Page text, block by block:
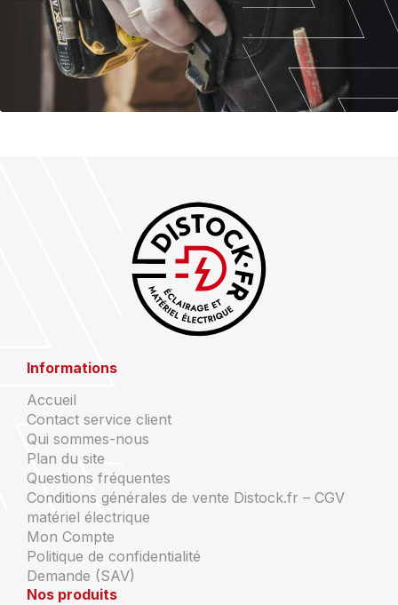
Informations
Accueil
Contact service client
Qui sommes-nous
Plan du site
Questions fréquentes
Conditions générales de vente Distock.fr – CGV
matériel électrique
Mon Compte
Politique de confidentialité
Demande (SAV)
Nos produits